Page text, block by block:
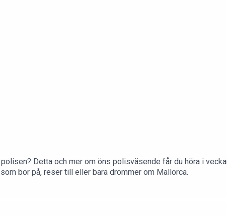
Detta och mer om öns polisväsende får du höra i
bor på, reser till eller bara drömmer om Mallorca.